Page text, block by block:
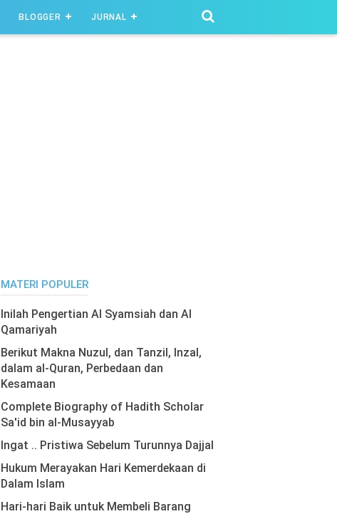
BLOGGER JURNAL
MATERI POPULER
Inilah Pengertian Al Syamsiah dan Al
Qamariyah
Berikut Makna Nuzul, dan Tanzil, Inzal,
dalam al-Quran, Perbedaan dan
Kesamaan
Complete Biography of Hadith Scholar
Sa'id bin al-Musayyab
Ingat .. Pristiwa Sebelum Turunnya Dajjal
Hukum Merayakan Hari Kemerdekaan di
Dalam Islam
Hari-hari Baik untuk Membeli Barang